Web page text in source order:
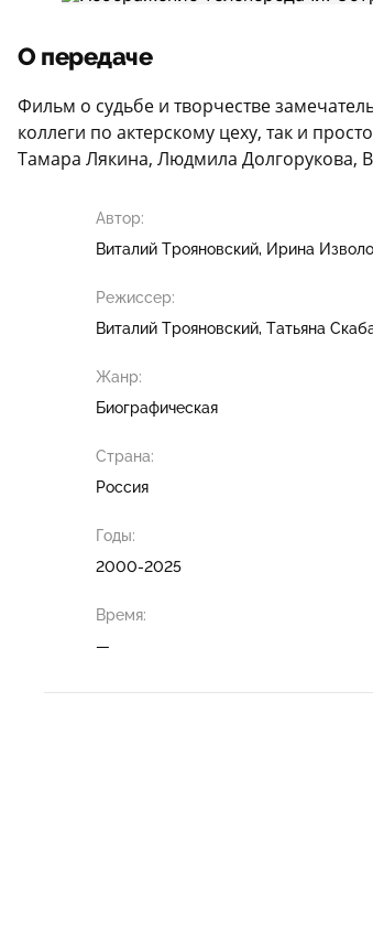
О передаче
Фильм о судьбе и творчестве
коллеги по актерскому цеху, так и
Тамара Лякина, Людмила Долгорукова,
Автор:
Виталий Трояновский Ирина
Режиссер:
Виталий Трояновский Татьяна
Жанр:
Биографическая
Страна:
Россия
Годы:
2000-2025
Время:
—